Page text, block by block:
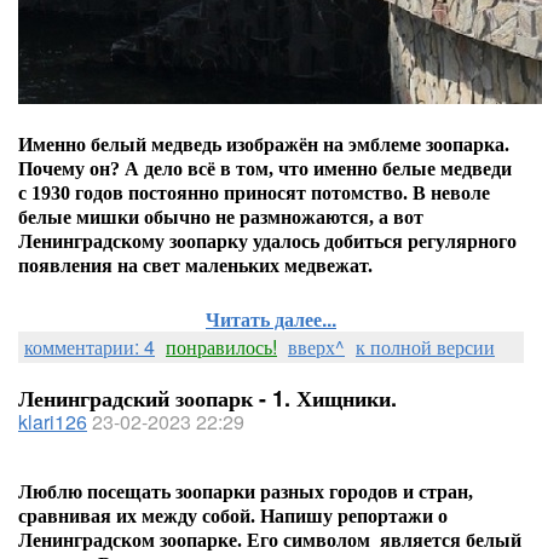
Именно белый медведь изображён на эмблеме зоопарка.
Почему он? А дело всё в том, что именно белые медведи
с 1930 годов постоянно приносят потомство. В неволе
белые мишки обычно не размножаются, а вот
Ленинградскому зоопарку удалось добиться регулярного
появления на свет маленьких медвежат.
Читать далее...
комментарии: 4 понравилось! вверх^ к полной версии
Ленинградский зоопарк - 1. Хищники.
klari12623-02-2023 22:29
Люблю посещать зоопарки разных городов и стран,
сравнивая их между собой. Напишу репортажи о
Ленинградском зоопарке. Его символом является белый